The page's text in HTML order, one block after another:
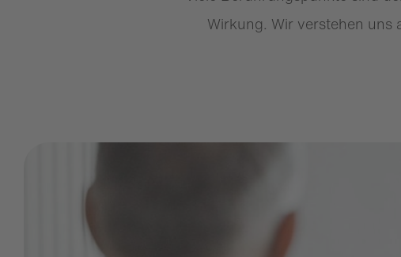
Wirkung. Wir verstehen uns